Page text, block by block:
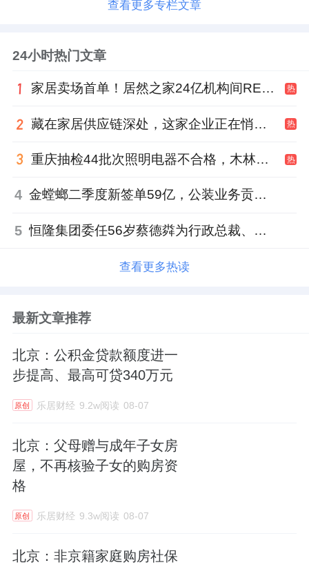
查看更多专栏文章
24小时热门文章
家居卖场首单！居然之家24亿机构间REITs获深交所无异议函 热
藏在家居供应链深处，这家企业正在悄悄转型 热
重庆抽检44批次照明电器不合格，木林森全资子公司被点名 热
4 金螳螂二季度新签单59亿，公装业务贡献逾八成
5 恒隆集团委任56岁蔡德粦为行政总裁、年薪2052万港元，曾任星巴克中国CEO
查看更多热读
最新文章推荐
北京：公积金贷款额度进一
步提高、最高可贷340万元
原创 乐居财经 9.2w阅读 08-07
北京：父母赠与成年子女房
屋，不再核验子女的购房资
格
原创 乐居财经 9.3w阅读 08-07
北京：非京籍家庭购房社保